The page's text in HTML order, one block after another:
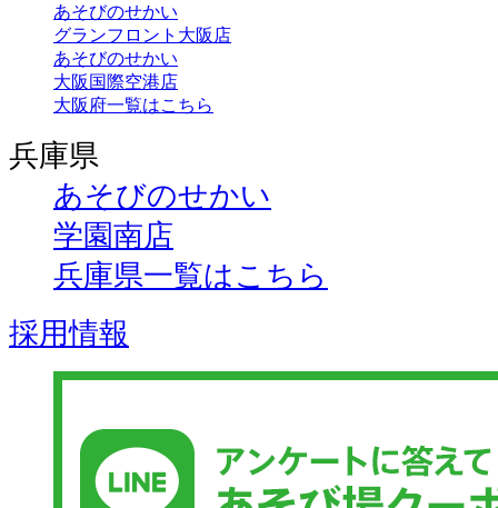
あそびのせかい
グランフロント大阪店
あそびのせかい
大阪国際空港店
大阪府一覧はこちら
兵庫県
あそびのせかい
学園南店
兵庫県一覧はこちら
採用情報